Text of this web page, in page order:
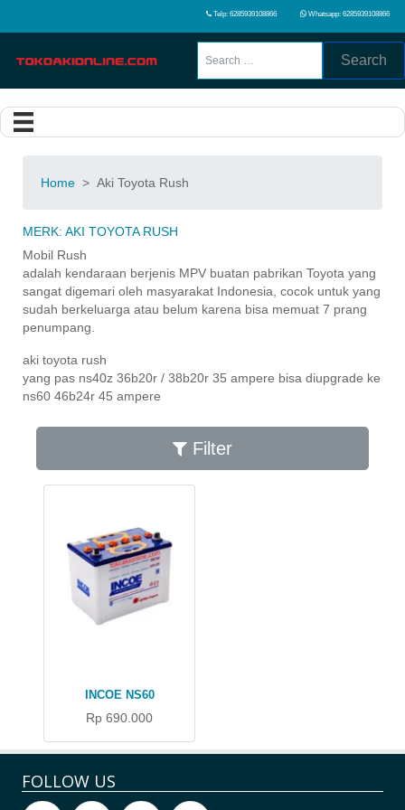
Telp: 6285939108866 Whatsapp: 6285939108866
Search
Home > Aki Toyota Rush
MERK: AKI TOYOTA RUSH
Mobil Rush
adalah kendaraan berjenis MPV buatan pabrikan Toyota yang
sangat digemari oleh masyarakat Indonesia, cocok untuk yang
sudah berkeluarga atau belum karena bisa memuat 7 prang
penumpang.
aki toyota rush
yang pas ns40z 36b20r / 38b20r 35 ampere bisa diupgrade ke
ns60 46b24r 45 ampere
Filter
INCOE NS60
Rp 690.000
FOLLOW US